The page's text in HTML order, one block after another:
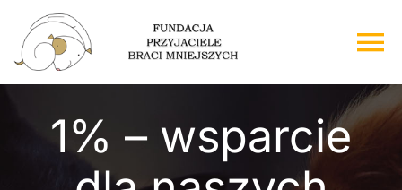
Przejdź
zawartości
1% – wsparcie